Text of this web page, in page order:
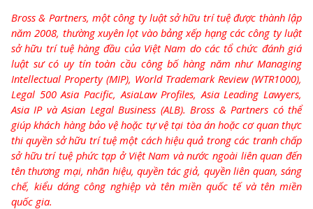
Bross & Partners, một công ty luật sở hữu trí tuệ được thành lập
năm 2008, thường xuyên lọt vào bảng xếp hạng các công ty luật
sở hữu trí tuệ hàng đầu của Việt Nam do các tổ chức đánh giá
luật sư có uy tín toàn cầu công bố hàng năm như Managing
Intellectual Property (MIP), World Trademark Review (WTR1000),
Legal 500 Asia Pacific, AsiaLaw Profiles, Asia Leading Lawyers,
Asia IP và Asian Legal Business (ALB). Bross & Partners có thể
giúp khách hàng bảo vệ hoặc tự vệ tại tòa án hoặc cơ quan thực
thi quyền sở hữu trí tuệ một cách hiệu quả trong các tranh chấp
sở hữu trí tuệ phức tạp ở Việt Nam và nước ngoài liên quan đến
tên thương mại, nhãn hiệu, quyền tác giả, quyền liên quan, sáng
chế, kiểu dáng công nghiệp và tên miền quốc tế và tên miền
quốc gia.